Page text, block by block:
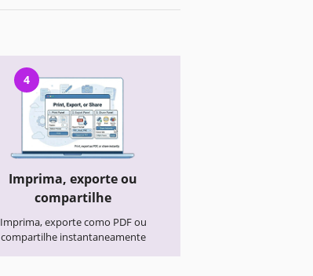
4
Imprima, exporte ou
compartilhe
Imprima, exporte como PDF ou
compartilhe instantaneamente